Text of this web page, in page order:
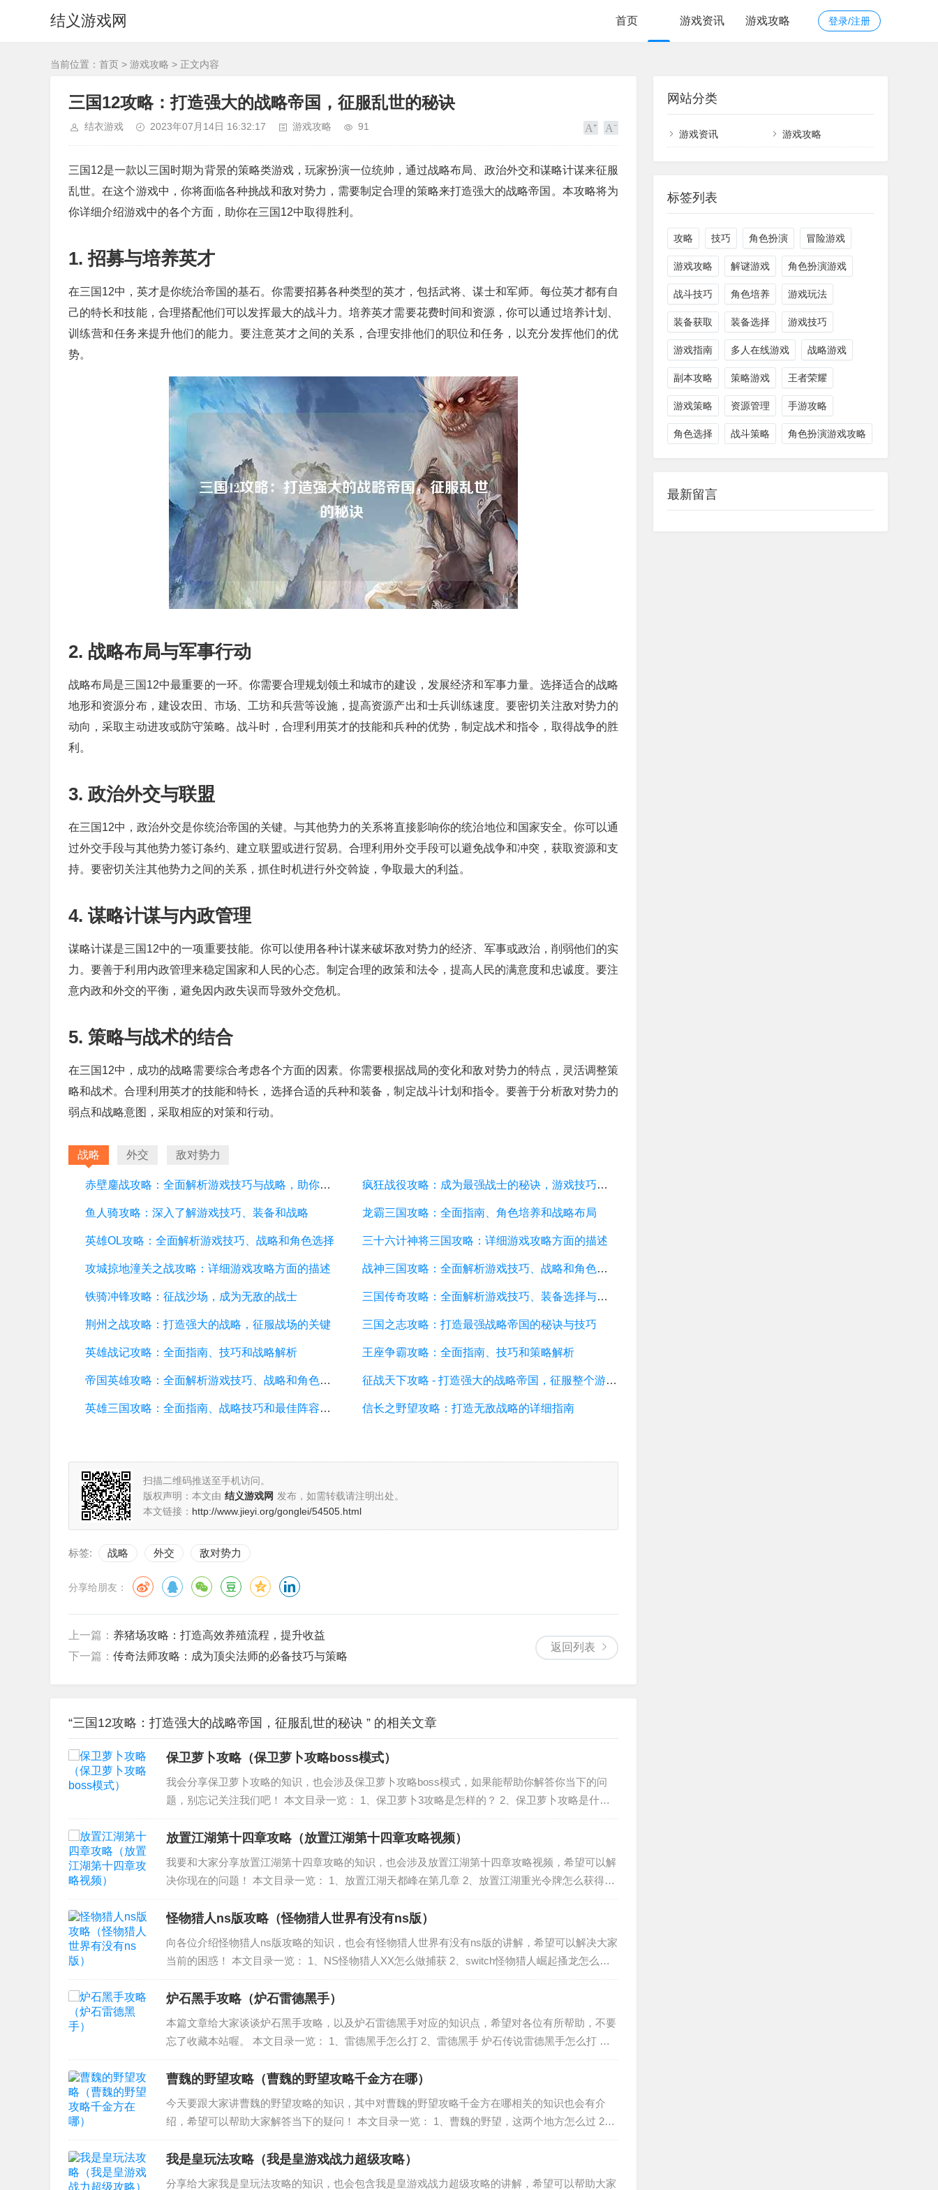
结义游戏网 登录/注册
首页 游戏资讯 游戏攻略
当前位置： 首页 > 游戏攻略 > 正文内容
三国12攻略：打造强大的战略帝国，征服乱世的秘诀
结衣游戏 2023年07月14日 16:32:17 游戏攻略 91
三国12是一款以三国时期为背景的策略类游戏，玩家扮演一位统帅，通过战略布局、政治外交和谋略计谋来征服
乱世。在这个游戏中，你将面临各种挑战和敌对势力，需要制定合理的策略来打造强大的战略帝国。本攻略将为
你详细介绍游戏中的各个方面，助你在三国12中取得胜利。
1. 招募与培养英才
在三国12中，英才是你统治帝国的基石。你需要招募各种类型的英才，包括武将、谋士和军师。每位英才都有自
己的特长和技能，合理搭配他们可以发挥最大的战斗力。培养英才需要花费时间和资源，你可以通过培养计划、
训练营和任务来提升他们的能力。要注意英才之间的关系，合理安排他们的职位和任务，以充分发挥他们的优
势。
2. 战略布局与军事行动
战略布局是三国12中最重要的一环。你需要合理规划领土和城市的建设，发展经济和军事力量。选择适合的战略
地形和资源分布，建设农田、市场、工坊和兵营等设施，提高资源产出和士兵训练速度。要密切关注敌对势力的
动向，采取主动进攻或防守策略。战斗时，合理利用英才的技能和兵种的优势，制定战术和指令，取得战争的胜
利。
3. 政治外交与联盟
在三国12中，政治外交是你统治帝国的关键。与其他势力的关系将直接影响你的统治地位和国家安全。你可以通
过外交手段与其他势力签订条约、建立联盟或进行贸易。合理利用外交手段可以避免战争和冲突，获取资源和支
持。要密切关注其他势力之间的关系，抓住时机进行外交斡旋，争取最大的利益。
4. 谋略计谋与内政管理
谋略计谋是三国12中的一项重要技能。你可以使用各种计谋来破坏敌对势力的经济、军事或政治，削弱他们的实
力。要善于利用内政管理来稳定国家和人民的心态。制定合理的政策和法令，提高人民的满意度和忠诚度。要注
意内政和外交的平衡，避免因内政失误而导致外交危机。
5. 策略与战术的结合
在三国12中，成功的战略需要综合考虑各个方面的因素。你需要根据战局的变化和敌对势力的特点，灵活调整策
略和战术。合理利用英才的技能和特长，选择合适的兵种和装备，制定战斗计划和指令。要善于分析敌对势力的
弱点和战略意图，采取相应的对策和行动。
战略 外交 敌对势力
赤壁鏖战攻略：全面解析游戏技巧与战略，助你一战成名 疯狂战役攻略：成为最强战士的秘诀，游戏技巧分享
鱼人骑攻略：深入了解游戏技巧、装备和战略 龙霸三国攻略：全面指南、角色培养和战略布局
英雄OL攻略：全面解析游戏技巧、战略和角色选择 三十六计神将三国攻略：详细游戏攻略方面的描述
攻城掠地潼关之战攻略：详细游戏攻略方面的描述 战神三国攻略：全面解析游戏技巧、战略和角色培养
铁骑冲锋攻略：征战沙场，成为无敌的战士 三国传奇攻略：全面解析游戏技巧、装备选择与战略布局
荆州之战攻略：打造强大的战略，征服战场的关键 三国之志攻略：打造最强战略帝国的秘诀与技巧
英雄战记攻略：全面指南、技巧和战略解析 王座争霸攻略：全面指南、技巧和策略解析
帝国英雄攻略：全面解析游戏技巧、战略和角色培养 征战天下攻略 - 打造强大的战略帝国，征服整个游戏世界
英雄三国攻略：全面指南、战略技巧和最佳阵容推荐 信长之野望攻略：打造无敌战略的详细指南
扫描二维码推送至手机访问。
版权声明：本文由 结义游戏网 发布，如需转载请注明出处。
本文链接： http://www.jieyi.org/gonglei/54505.html
标签: 战略 外交 敌对势力
分享给朋友：
返回列表
上一篇： 养猪场攻略：打造高效养殖流程，提升收益
下一篇： 传奇法师攻略：成为顶尖法师的必备技巧与策略
“三国12攻略：打造强大的战略帝国，征服乱世的秘诀 ” 的相关文章
保卫萝卜攻略（保卫萝卜攻略boss模式）
我会分享保卫萝卜攻略的知识，也会涉及保卫萝卜攻略boss模式，如果能帮助你解答你当下的问
题，别忘记关注我们吧！ 本文目录一览： 1、保卫萝卜3攻略是怎样的？ 2、保卫萝卜攻略是什
么？ 3、保卫萝卜2第60关怎么过 4、保卫萝卜3攻略是什么？ 保卫萝卜3攻略是怎样的？ 1、清理
道具，在...
放置江湖第十四章攻略（放置江湖第十四章攻略视频）
我要和大家分享放置江湖第十四章攻略的知识，也会涉及放置江湖第十四章攻略视频，希望可以解
决你现在的问题！ 本文目录一览： 1、放置江湖天都峰在第几章 2、放置江湖重光令牌怎么获得
3、放置江湖重光任务怎么做 重光任务攻略流 放置江湖天都峰在第几章 第十四章。根据官方消息
显示，天都峰是游戏中...
怪物猎人ns版攻略（怪物猎人世界有没有ns版）
向各位介绍怪物猎人ns版攻略的知识，也会有怪物猎人世界有没有ns版的讲解，希望可以解决大家
当前的困惑！ 本文目录一览： 1、NS怪物猎人XX怎么做捕获 2、switch怪物猎人崛起搔龙怎么打
3、switch巴西服怪物猎人崛起怎么拼 NS怪物猎人XX怎么做捕获 需要两个必备素材和一个必备
条...
炉石黑手攻略（炉石雷德黑手）
本篇文章给大家谈谈炉石黑手攻略，以及炉石雷德黑手对应的知识点，希望对各位有所帮助，不要
忘了收藏本站喔。 本文目录一览： 1、雷德黑手怎么打 2、雷德黑手 炉石传说雷德黑手怎么打 雷
德黑手攻略 3、炉石传说雷德黑手英雄模式打法详解 4、炉石传说手游 雷德黑手卡牌性价比详解 详
解怎么玩...
曹魏的野望攻略（曹魏的野望攻略千金方在哪）
今天要跟大家讲曹魏的野望攻略的知识，其中对曹魏的野望攻略千金方在哪相关的知识也会有介
绍，希望可以帮助大家解答当下的疑问！ 本文目录一览： 1、曹魏的野望，这两个地方怎么过 2、
吞食天地曹魏野望最后诸葛亮怎么过 3、曹魏の野望1.8怎么过 4、曹魏的野望七星石阵怎么过 曹魏
的野望，这两...
我是皇玩法攻略（我是皇游戏战力超级攻略）
分享给大家我是皇玩法攻略的知识，也会包含我是皇游戏战力超级攻略的讲解，希望可以帮助大家
网站分类
游戏资讯 游戏攻略
标签列表
攻略 技巧 角色扮演 冒险游戏
游戏攻略 解谜游戏 角色扮演游戏
战斗技巧 角色培养 游戏玩法
装备获取 装备选择 游戏技巧
游戏指南 多人在线游戏 战略游戏
副本攻略 策略游戏 王者荣耀
游戏策略 资源管理 手游攻略
角色选择 战斗策略 角色扮演游戏攻略
最新留言